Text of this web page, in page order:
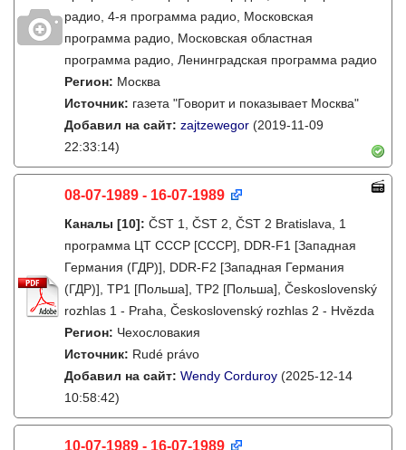
радио, 4-я программа радио, Московская
программа радио, Московская областная
программа радио, Ленинградская программа радио
Регион: Москва
Источник: газета "Говорит и показывает Москва"
Добавил на сайт: zajtzewegor (2019-11-09
22:33:14)
08-07-1989 - 16-07-1989
Каналы [10]: ČST 1, ČST 2, ČST 2 Bratislava, 1
программа ЦТ СССР [СССР], DDR-F1 [Западная
Германия (ГДР)], DDR-F2 [Западная Германия
(ГДР)], TP1 [Польша], TP2 [Польша], Československý
rozhlas 1 - Praha, Československý rozhlas 2 - Hvězda
Регион: Чехословакия
Источник: Rudé právo
Добавил на сайт: Wendy Corduroy (2025-12-14
10:58:42)
10-07-1989 - 16-07-1989